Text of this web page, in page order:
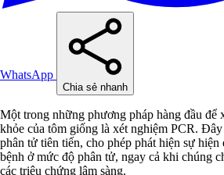
WhatsApp
Chia sẻ nhanh
Một trong những phương pháp hàng đầu để
khỏe của tôm giống là xét nghiệm PCR.
phân tử tiên tiến, cho phép phát hiện sự hiện
bệnh ở mức độ phân tử, ngay cả khi chúng
các triệu chứng lâm sàng.